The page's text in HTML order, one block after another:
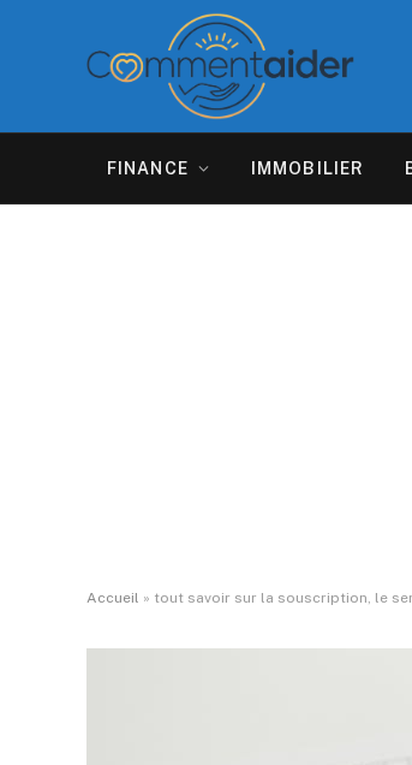
FINANCE IMMOBILIER
Accueil » tout savoir sur la souscription, le